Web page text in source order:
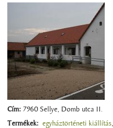
Cím: 7960 Sellye, Domb utca 11.
Termékek: egyháztörténeti kiállítás,